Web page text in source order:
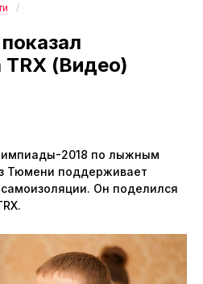
TRX (Видео)
2018 по лыжным
Тюмени поддерживает
Он поделился